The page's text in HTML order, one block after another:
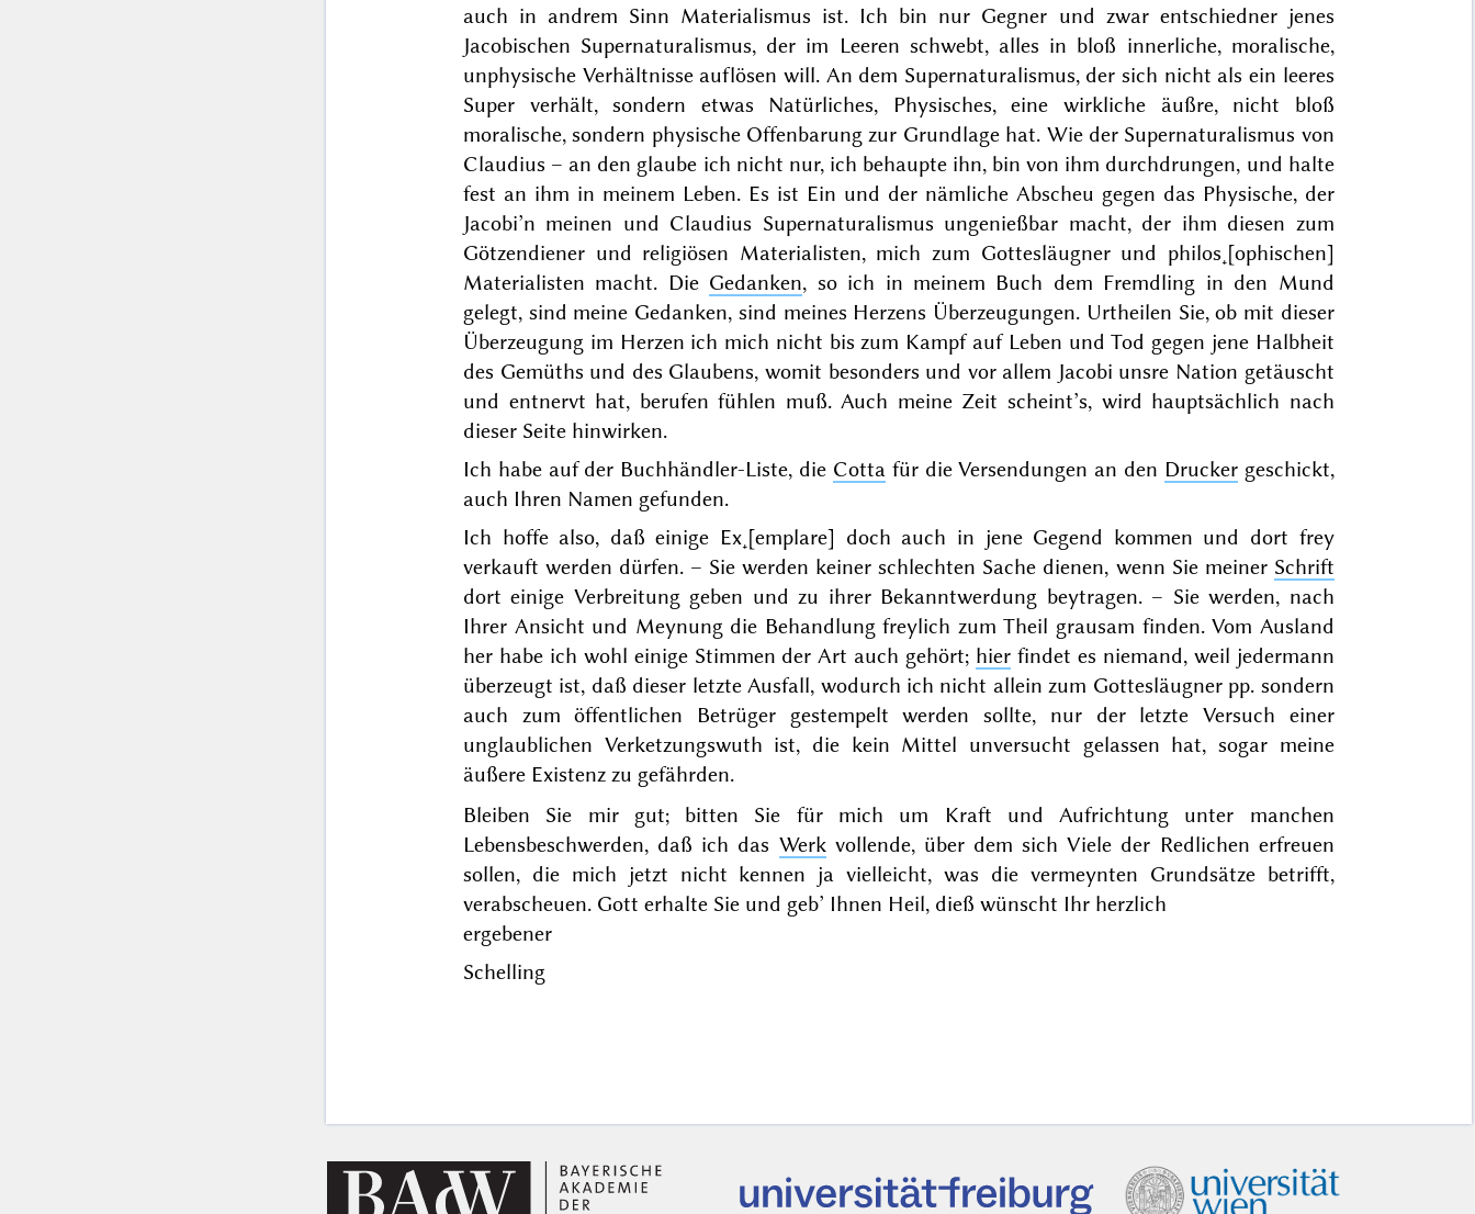
auch in andrem Sinn Materialismus ist. Ich bin nur Gegner und zwar entschiedner jenes
Jacobischen Supernaturalismus, der im Leeren schwebt, alles in bloß innerliche, moralische,
unphysische Verhältnisse auflösen will. An dem Supernaturalismus, der sich nicht als ein leeres
Superverhält, sondern etwas Natürliches, Physisches, eine wirkliche äußre, nicht bloß
moralische, sondern physische Offenbarung zur Grundlage hat. Wie der Supernaturalismus von
Claudius – an den glaube ich nicht nur, ich behaupte ihn, bin von ihm durchdrungen, und halte
fest an ihm in meinem Leben. Es ist Ein und der nämliche Abscheu gegen das Physische, der
Jacobi’n meinen und Claudius Supernaturalismus ungenießbar macht, der ihm diesen zum
Götzendiener und religiösen Materialisten, mich zum Gottesläugner und philos˖[ophischen]
Materialisten macht. Die Gedanken, so ich in meinem Buch dem Fremdling in den Mund
gelegt, sind meine Gedanken, sind meines Herzens Überzeugungen. Urtheilen Sie, ob mit dieser
Überzeugung im Herzen ich mich nicht bis zum Kampf auf Leben und Tod gegen jene Halbheit
des Gemüths und des Glaubens, womit besonders und vor allem Jacobi unsre Nation getäuscht
und entnervt hat, berufen fühlen muß. Auch meine Zeit scheint’s, wird hauptsächlich nach
dieser Seite hinwirken.
Ich habe auf der Buchhändler-Liste, die Cottafür die Versendungen an den Druckergeschickt,
auch Ihren Namen gefunden.
Ich hoffe also, daß einige Ex˖[emplare] doch auch in jene Gegend kommen und dort frey
verkauft werden dürfen. – Sie werden keiner schlechten Sache dienen, wenn Sie meiner Schrift
dort einige Verbreitung geben und zu ihrer Bekanntwerdung beytragen. – Sie werden, nach
Ihrer Ansicht und Meynung die Behandlung freylich zum Theil grausam finden. Vom Ausland
her habe ich wohl einige Stimmen der Art auch gehört; hier findet es niemand, weil jedermann
überzeugt ist, daß dieser letzte Ausfall, wodurch ich nicht allein zum Gottesläugner pp. sondern
auch zum öffentlichen Betrüger gestempelt werden sollte, nur der letzte Versuch einer
unglaublichen Verketzungswuth ist, die kein Mittel unversucht gelassen hat, sogar meine
äußere Existenz zu gefährden.
Bleiben Sie mir gut; bitten Sie für mich um Kraft und Aufrichtung unter manchen
Lebensbeschwerden, daß ich das Werkvollende, über dem sich Viele der Redlichen erfreuen
sollen, die mich jetzt nicht kennen ja vielleicht, was die vermeynten Grundsätze betrifft,
verabscheuen. Gott erhalte Sie und geb’ Ihnen Heil, dieß wünscht Ihr herzlich
ergebener
Schelling